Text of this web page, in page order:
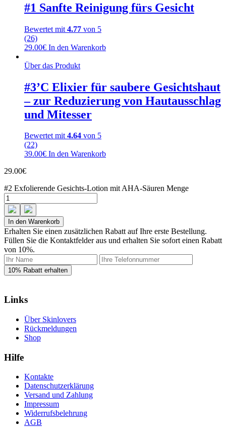
#1 Sanfte Reinigung fürs Gesicht
Bewertet mit 4.77 von 5
(26)
29.00€ In den Warenkorb
Über das Produkt
#3’C Elixier für saubere Gesichtshaut
– zur Reduzierung von Hautausschlag
und Mitesser
Bewertet mit4.64 von 5
(22)
39.00€ In den Warenkorb
29.00€
#2 Exfolierende Gesichts-Lotion mit AHA-Säuren Menge
In den Warenkorb
Erhalten Sie einen zusätzlichen Rabatt auf Ihre erste Bestellung.
Füllen Sie die Kontaktfelder aus und erhalten Sie sofort einen Rabatt
von 10%.
Links
Über Skinlovers
Rückmeldungen
Shop
Hilfe
Kontakte
Datenschutzerklärung
Versand und Zahlung
Impressum
Widerrufsbelehrung
AGB